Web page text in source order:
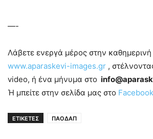
—-
Λάβετε ενεργά μέρος στην
www.aparaskevi-images.gr ,
video, ή ένα μήνυμα στο
Ή μπείτε στην σελίδα μας στο Facebook
ΕΤΙΚΕΤΕΣ ΠΑΟΔΑΠ